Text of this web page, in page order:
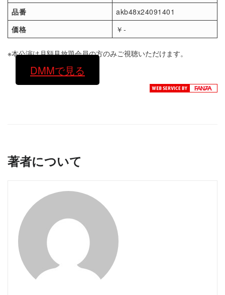
品番
akb48x24091401
価格
￥-
※本公演は月額見放題会員の方のみご視聴いただけます。
DMMで見る
著者について